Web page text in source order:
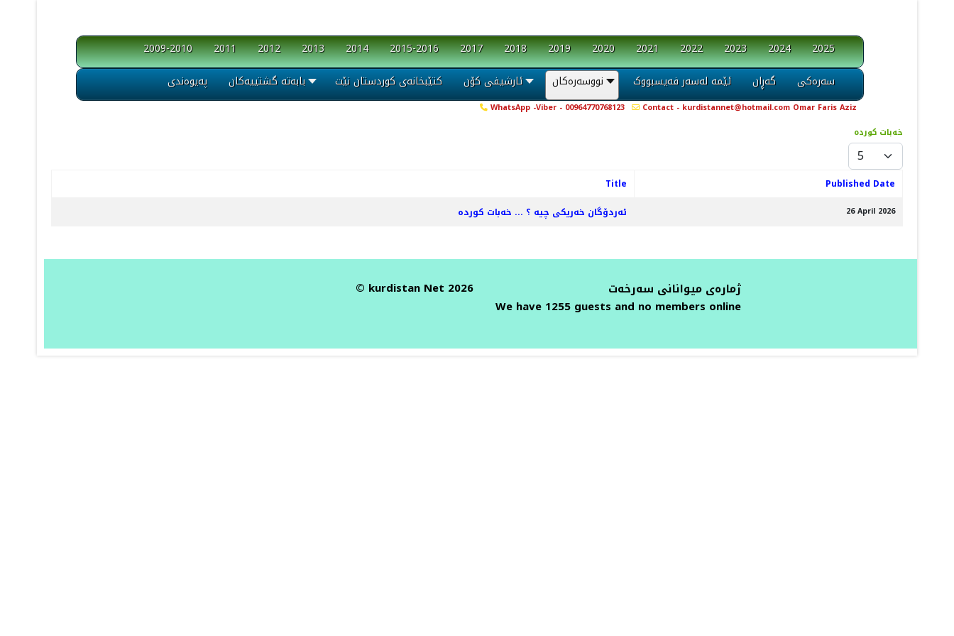
2009-2010 2011 2012 2013 2014 2015-2016 2017 2018 2019 2020 2021 2022 2023 2024
2025
پەیوەندی
بابەتە گشتییەکان کتێبخانەی کوردستان نێت ئارشیفی کۆن نووسەرەکان ئێمە لەسەر فەیسبووک گەڕان سەرەکی
WhatsApp -Viber - 00964770768123
Contact - kurdistannet@hotmail.com Omar Faris Aziz
خەبات کوردە
Display #
Title
Published Date
ئەردۆگان خەریکی چیە ؟ ... خەبات کوردە
26 April 2026
© kurdistan Net 2026
ژمارەی میوانانی سەرخەت
We have 1255 guests and no members online